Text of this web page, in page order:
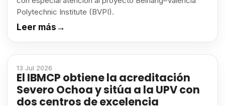
Polytechnic Institute (BVPI).
Leer más→
13 Jul 2026
El IBMCP obtiene la acreditación
Severo Ochoa y sitúa a la UPV con
dos centros de excelencia